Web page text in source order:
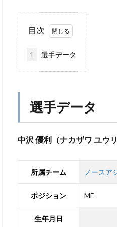
目次
1 選手データ
選手データ
中沢 優利（ナカザワ ユウリ
所属チーム ノースア
ポジション MF
生年月日